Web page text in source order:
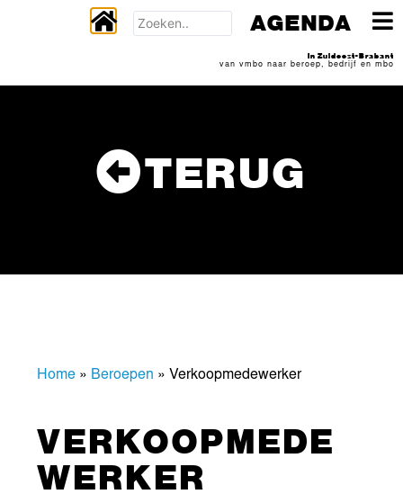
TERUG
Home » Beroepen » Verkoopmedewerker
VERKOOPMEDE
WERKER
AGENDA
In Zuidoost-Brabant
van vmbo naar beroep, bedrijf en mbo